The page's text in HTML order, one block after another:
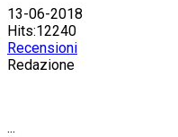
13-06-2018
Hits:12240
Recensioni
Redazione
...